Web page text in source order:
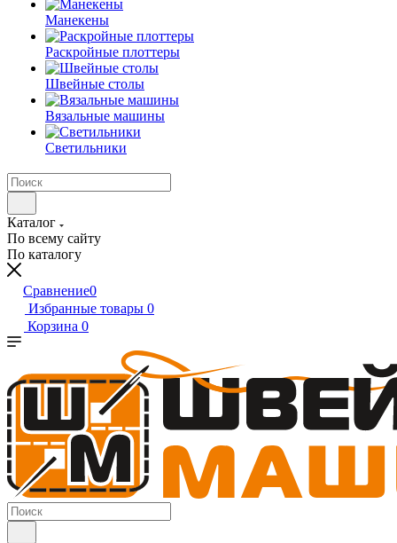
Манекены
Раскройные плоттеры
Швейные столы
Вязальные машины
Светильники
Каталог
По всему сайту
По каталогу
Сравнение0
Избранные товары 0
Корзина 0